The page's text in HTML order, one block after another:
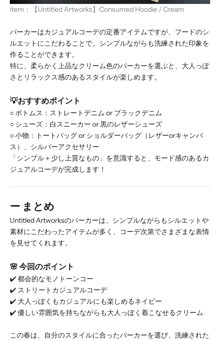
item： 【Untitled Artworks】Consumed Hoodie / Cream
パーカーはカジュアルコーデの定番アイテムですが、フードのシ
ルエットにこだわることで、シンプルながらも洗練された印象を
作ることができます。
特に、柔らかく上品なクリーム色のパーカーを選ぶと、大人っぽ
さとリラックス感のあるスタイルが楽しめます。
💡おすすめポイント
○ボトムス：ストレートデニム or ブラックデニム
○ シューズ：白スニーカー or 黒のレザーシューズ
○小物：トートバッグ or ショルダーバッグ（レザーorキャンバ
ス）、シルバーアクセサリー
「シンプル＋少し上質なもの」を意識すると、モード感のあるカ
ジュアルコーデが完成します！
ー まとめ
Untitled Artworksのパーカーは、シンプルながらもシルエットや
素材にこだわったアイテムが多く、コーデ次第でさまざまな表情
を見せてくれます。
🌸 今回のポイント
✔️ 都会的なモノトーンコー
✔️ ストリートカジュアルコーデ
✔️ 大人っぽくもカジュアルにも楽しめるネイビー
✔️ 優しい雰囲気を持ちながらも大人っぽく着こなせるクリーム
この春は、自分のスタイルに合ったパーカーを選び、洗練された